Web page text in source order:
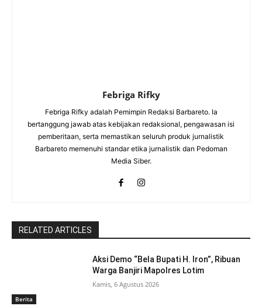
Febriga Rifky
Febriga Rifky adalah Pemimpin Redaksi Barbareto. Ia
bertanggung jawab atas kebijakan redaksional, pengawasan isi
pemberitaan, serta memastikan seluruh produk jurnalistik
Barbareto memenuhi standar etika jurnalistik dan Pedoman
Media Siber.
RELATED ARTICLES
Berita
Aksi Demo “Bela Bupati H. Iron”, Ribuan
Warga Banjiri Mapolres Lotim
Kamis, 6 Agustus 2026